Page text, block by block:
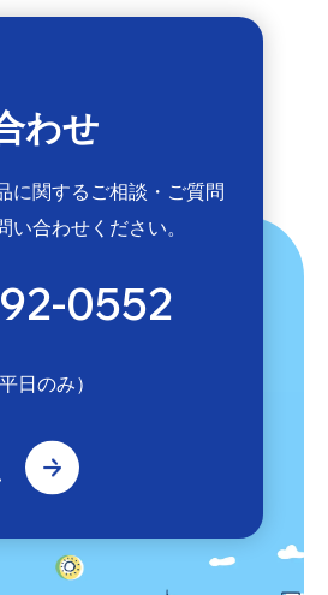
わせ
に関するご相談・ご質問
い合わせください。
0552
日のみ）